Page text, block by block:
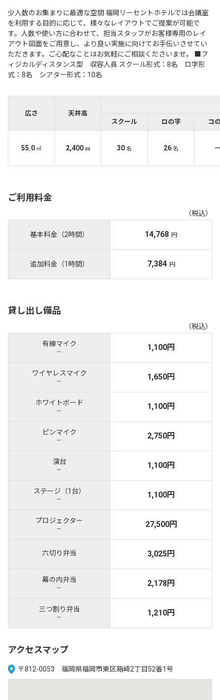
少人数のお集まりに最適な空間 福岡リーセントホテルでは会議室
を利用する目的に応じて、様々なレイアウトでご提案が可能で
す。人数や使い方に合わせて、担当スタッフがお客様専用のレイ
アウト図面をご用意し、より良い実施に向けてお手伝いさせてい
ただきます。ご心配なことはお気軽にご相談くださいませ。 ■フ
ィジカルディスタンス型 収容人員 スクール形式：8名 ロ字形
式：8名 シアター形式：10名
広さ
天井高
スクール
ロの字 コ
55.0 ㎡ 2,400 ㎜ 30 名 26 名
ご利用料金
（税込）
基本料金（2時間） 14,768 円
追加料金（1時間） 7,384 円
貸し出し備品
（税込）
有線マイク
－
1,100円
ワイヤレスマイク
－
1,650円
ホワイトボード
－
1,100円
ピンマイク
－
2,750円
演台
－
1,100円
ステージ（1台）
－
1,100円
プロジェクター
－
27,500円
六切り弁当 3,025円
幕の内弁当
－
2,178円
三つ割り弁当
－
1,210円
アクセスマップ
〒812-0053 福岡県福岡市東区箱崎2丁目52番1号